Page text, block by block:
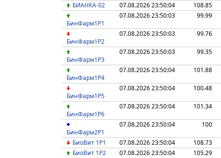
БИАНКА-02
07.08.2026 23:50:04 108.85
БинФарм1P1
07.08.2026 23:50:03 99.99
БинФарм1P2
07.08.2026 23:50:03 99.76
БинФарм1P3
07.08.2026 23:50:03 99.35
БинФарм1P4
07.08.2026 23:50:04 101.88
БинФарм1P5
07.08.2026 23:50:04 100.48
БинФарм1P6
07.08.2026 23:50:04 101.34
БинФарм2P1
07.08.2026 23:50:04 100
БиоВит 1Р1 07.08.2026 23:50:04
108.73
БиоВит 1Р2
07.08.2026 23:50:04
105.29